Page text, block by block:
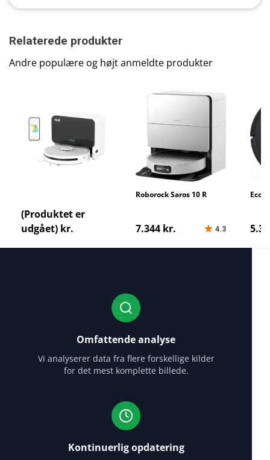
Relaterede produkter
Andre populære og højt anmeldte produkter
(Produktet er
udgået) kr.
Roborock Saros 10 R
7.344 kr. 4.3
Omfattende analyse
Vi analyserer data fra flere forskellige kilder
for det mest komplette billede.
Kontinuerlig opdatering